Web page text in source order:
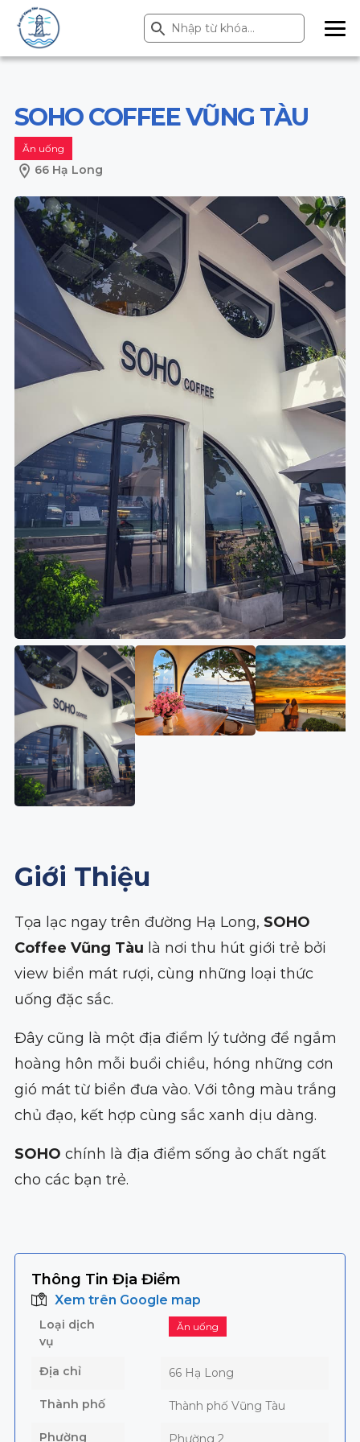
Search
for:
Search Button
ME
NU
SOHO COFFEE VŨNG TÀU
Ăn uống
66 Hạ Long
Giới Thiệu
Tọa lạc ngay trên đường Hạ Long, SOHO
Coffee Vũng Tàu là nơi thu hút giới trẻ bởi
view biển mát rượi, cùng những loại thức
uống đặc sắc.
Đây cũng là một địa điểm lý tưởng để ngắm
hoàng hôn mỗi buổi chiều, hóng những cơn
gió mát từ biển đưa vào. Với tông màu trắng
chủ đạo, kết hợp cùng sắc xanh dịu dàng.
SOHO chính là địa điểm sống ảo chất ngất
cho các bạn trẻ.
Thông Tin Địa Điểm
Xem trên Google map
Loại dịch
vụ
Ăn uống
Địa chỉ 66 Hạ Long
Thành phố Thành phố Vũng Tàu
Phường Phường 2